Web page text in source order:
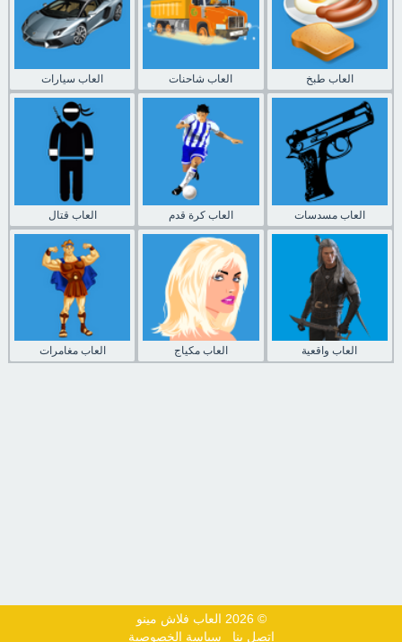
العاب سيارات العاب شاحنات العاب طبخ
العاب قتال العاب كرة قدم العاب مسدسات
العاب مغامرات العاب مكياج العاب واقعية
© 2026 العاب فلاش مينو
اتصل بنا
سياسة الخصوصية